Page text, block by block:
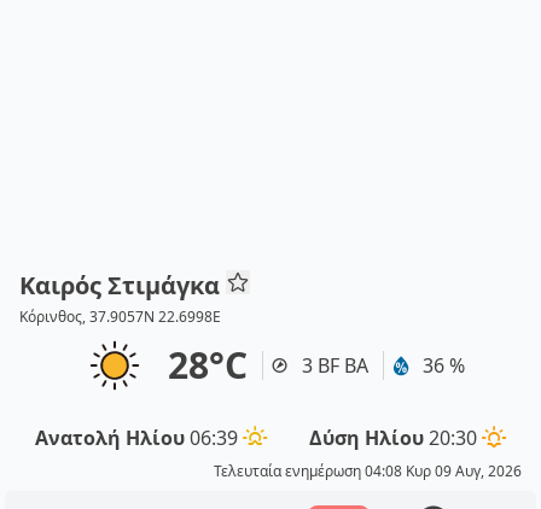
Καιρός Στιμάγκα
Κόρινθος, 37.9057N 22.6998E
28°C 3 BF ΒΑ 36 %
Ανατολή Ηλίου06:39 Δύση Ηλίου20:30
Τελευταία ενημέρωση 04:08 Κυρ 09 Αυγ, 2026